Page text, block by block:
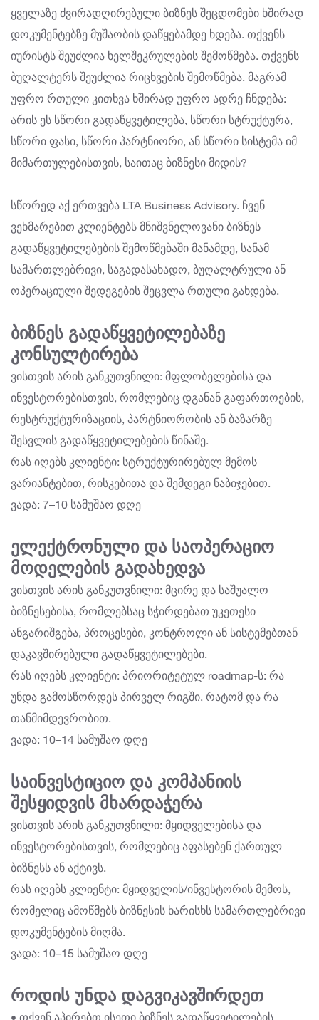
ყველაზე ძვირადღირებული ბიზნეს შეცდომები ხშირად
დოკუმენტებზე მუშაობის დაწყებამდე ხდება. თქვენს
იურისტს შეუძლია ხელშეკრულების შემოწმება. თქვენს
ბუღალტერს შეუძლია რიცხვების შემოწმება. მაგრამ
უფრო რთული კითხვა ხშირად უფრო ადრე ჩნდება:
არის ეს სწორი გადაწყვეტილება, სწორი სტრუქტურა,
სწორი ფასი, სწორი პარტნიორი, ან სწორი სისტემა იმ
მიმართულებისთვის, საითაც ბიზნესი მიდის?
სწორედ აქ ერთვება LTA Business Advisory. ჩვენ
ვეხმარებით კლიენტებს მნიშვნელოვანი ბიზნეს
გადაწყვეტილებების შემოწმებაში მანამდე, სანამ
სამართლებრივი, საგადასახადო, ბუღალტრული ან
ოპერაციული შედეგების შეცვლა რთული გახდება.
ბიზნეს გადაწყვეტილებაზე
კონსულტირება
ვისთვის არის განკუთვნილი: მფლობელებისა და
ინვესტორებისთვის, რომლებიც დგანან გაფართოების,
რესტრუქტურიზაციის, პარტნიორობის ან ბაზარზე
შესვლის გადაწყვეტილებების წინაშე.
რას იღებს კლიენტი: სტრუქტურირებულ მემოს
ვარიანტებით, რისკებითა და შემდეგი ნაბიჯებით.
ვადა: 7–10 სამუშაო დღე
ელექტრონული და საოპერაციო
მოდელების გადახედვა
ვისთვის არის განკუთვნილი: მცირე და საშუალო
ბიზნესებისა, რომლებსაც სჭირდებათ უკეთესი
ანგარიშგება, პროცესები, კონტროლი ან სისტემებთან
დაკავშირებული გადაწყვეტილებები.
რას იღებს კლიენტი: პრიორიტეტულ roadmap-ს: რა
უნდა გამოსწორდეს პირველ რიგში, რატომ და რა
თანმიმდევრობით.
ვადა: 10–14 სამუშაო დღე
საინვესტიციო და კომპანიის
შესყიდვის მხარდაჭერა
ვისთვის არის განკუთვნილი: მყიდველებისა და
ინვესტორებისთვის, რომლებიც აფასებენ ქართულ
ბიზნესს ან აქტივს.
რას იღებს კლიენტი: მყიდველის/ინვესტორის მემოს,
რომელიც ამოწმებს ბიზნესის ხარისხს სამართლებრივი
დოკუმენტების მიღმა.
ვადა: 10–15 სამუშაო დღე
როდის უნდა დაგვიკავშირდეთ